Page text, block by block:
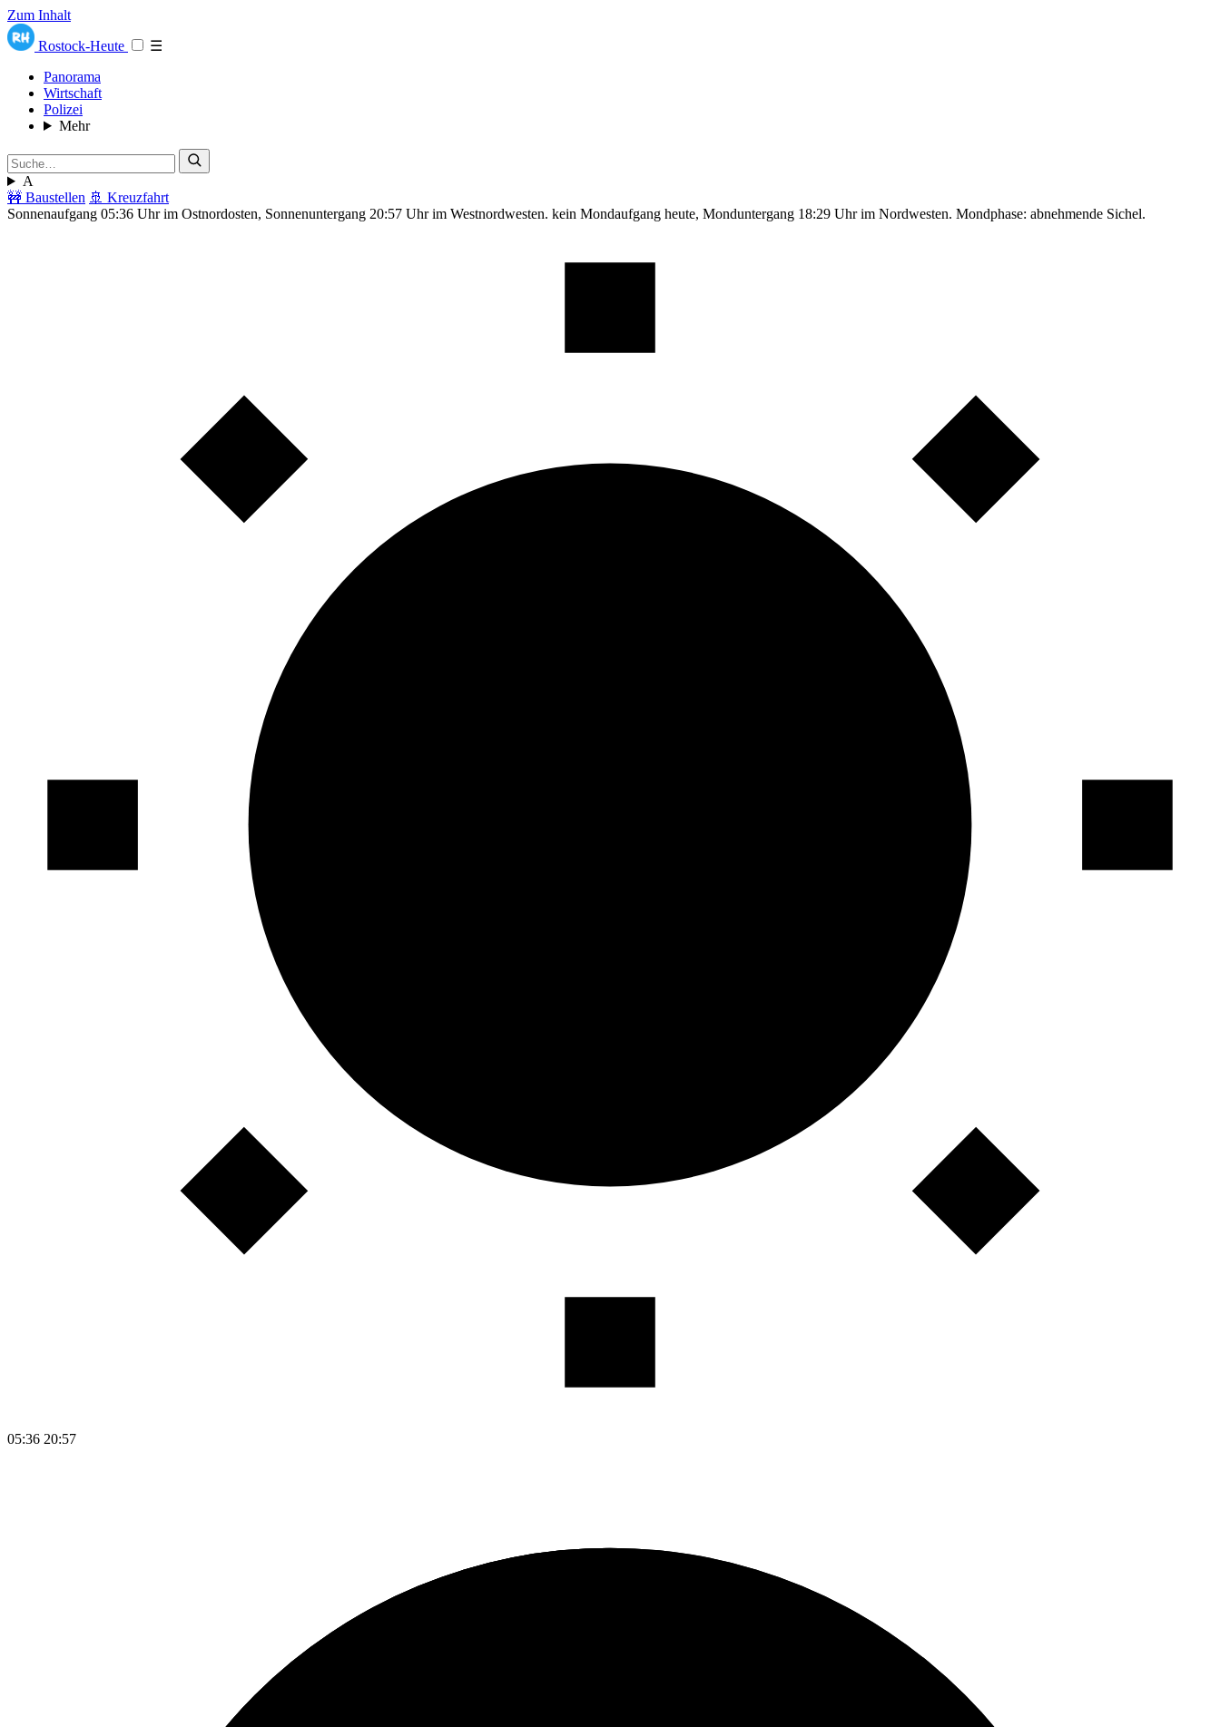
Zum Inhalt
Rostock-Heute
☰
Panorama
Wirtschaft
Polizei
Mehr
A
🚧 Baustellen 🚢 Kreuzfahrt
Sonnenaufgang 05:36 Uhr im Ostnordosten, Sonnenuntergang 20:57 Uhr im Westnordwesten. kein Mondaufgang heute, Monduntergang 18:29 Uhr im Nordwesten. Mondphase: abnehmende Sichel.
05:36 20:57